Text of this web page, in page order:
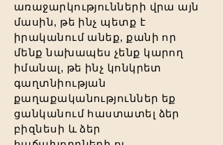
առաջարկությունների վրա այն
մասին, թե ինչ պետք է
իրականում անեք, քանի որ
մենք նախապես չենք կարող
իմանալ, թե ինչ կոնկրետ
գաղտնիության
քաղաքականություններ եք
ցանկանում հաստատել ձեր
բիզնեսի և ձեր